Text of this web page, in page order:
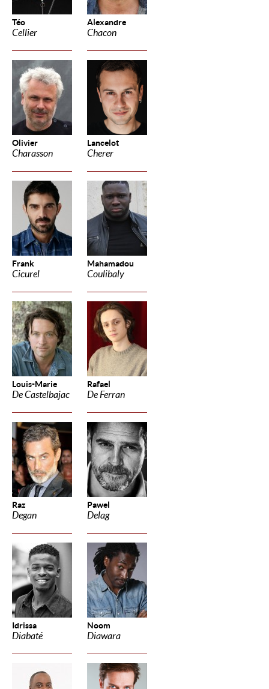
Téo
Cellier
Alexandre
Chacon
Olivier
Charasson
Lancelot
Cherer
Frank
Cicurel
Mahamadou
Coulibaly
Louis-Marie
De Castelbajac
Rafael
De Ferran
Raz
Degan
Pawel
Delag
Idrissa
Diabaté
Noom
Diawara